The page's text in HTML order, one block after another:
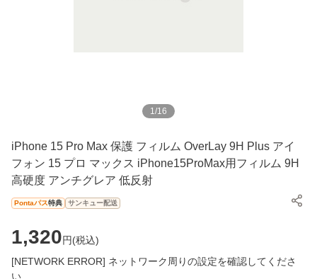
1 /16
iPhone 15 Pro Max 保護 フィルム OverLay 9H Plus アイ
フォン 15 プロ マックス iPhone15ProMax用フィルム 9H
高硬度 アンチグレア 低反射
Pontaパス特典 サンキュー配送
1,320円(税込)
[NETWORK ERROR] ネットワーク周りの設定を確認してくださ
い